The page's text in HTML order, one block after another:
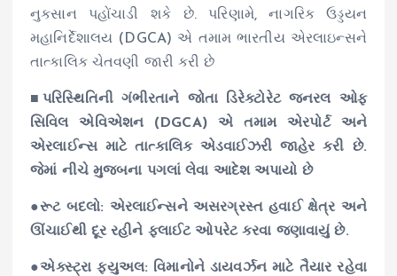
નુકસાન પહોંચાડી શકે છે. પરિણામે, નાગરિક ઉડ્ડયન
મહાનિર્દેશાલય (DGCA) એ તમામ ભારતીય એરલાઇન્સને
તાત્કાલિક ચેતવણી જારી કરી છે
■પરિસ્થિતિની ગંભીરતાને જોતા ડિરેક્ટોરેટ જનરલ ઓફ
સિવિલ એવિએશન (DGCA) એ તમામ એરપોર્ટ અને
એરલાઈન્સ માટે તાત્કાલિક એડવાઈઝરી જાહેર કરી છે.
જેમાં નીચે મુજબના પગલાં લેવા આદેશ અપાયો છે
●રૂટ બદલો: એરલાઈન્સને અસરગ્રસ્ત હવાઈ ક્ષેત્ર અને
ઊંચાઈથી દૂર રહીને ફ્લાઈટ ઓપરેટ કરવા જણાવાયું છે.
●એક્સ્ટ્રા ફ્યુઅલ: વિમાનોને ડાયવર્ઝન માટે તૈયાર રહેવા